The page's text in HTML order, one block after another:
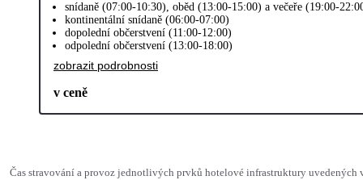
snídaně (07:00-10:30), oběd (13:00-15:00) a večeře (19:00-
kontinentální snídaně (06:00-07:00)
dopolední občerstvení (11:00-12:00)
odpolední občerstvení (13:00-18:00)
zobrazit podrobnosti
v ceně
Čas stravování a provoz jednotlivých prvků hotelové infrastruktury uvedených